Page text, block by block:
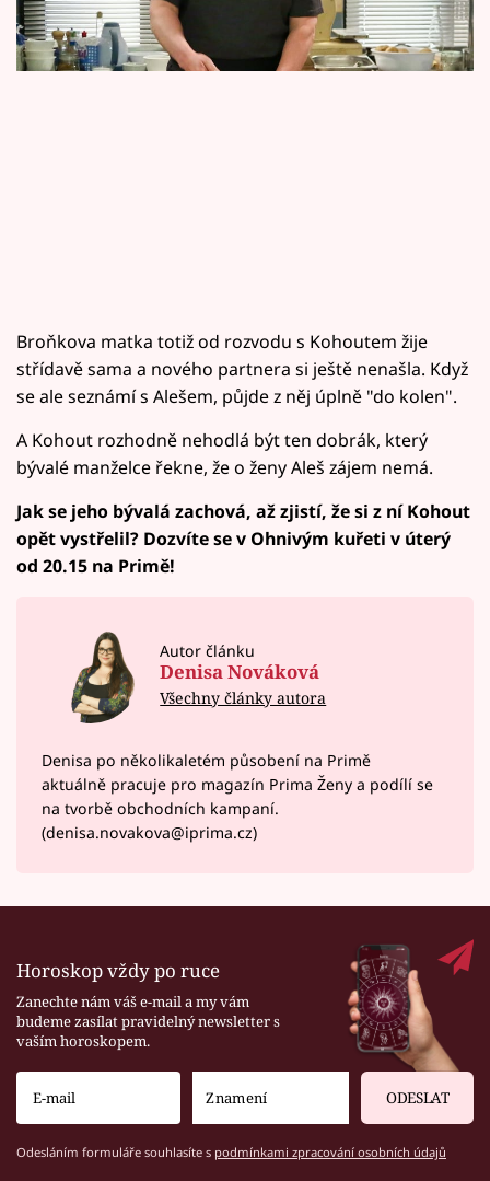
Sledujte prima+
Sledujte nás
Broňkova matka totiž od rozvodu s Kohoutem žije
střídavě sama a nového partnera si ještě nenašla. Když
se ale seznámí s Alešem, půjde z něj úplně "do kolen".
A Kohout rozhodně nehodlá být ten dobrák, který
bývalé manželce řekne, že o ženy Aleš zájem nemá.
Jak se jeho bývalá zachová, až zjistí, že si z ní Kohout
opět vystřelil? Dozvíte se v Ohnivým kuřeti v úterý
od 20.15 na Primě!
Autor článku
Denisa Nováková
Všechny články autora
Denisa po několikaletém působení na Primě
aktuálně pracuje pro magazín Prima Ženy a podílí se
na tvorbě obchodních kampaní.
(denisa.novakova@iprima.cz)
Horoskop vždy po ruce
Zanechte nám váš e-mail a my vám
budeme zasílat pravidelný newsletter s
vaším horoskopem.
ODESLAT
Odesláním formuláře souhlasíte s podmínkami zpracování osobních údajů